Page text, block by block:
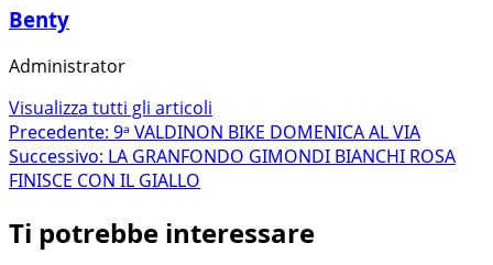
Benty
Administrator
Visualizza tutti gli articoli
Navigazione
articolo
Precedente: 9ᵃ VALDINON BIKE DOMENICA AL VIA
Successivo: LA GRANFONDO GIMONDI BIANCHI ROSA
FINISCE CON IL GIALLO
Ti potrebbe interessare